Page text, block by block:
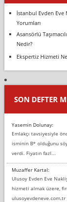
İstanbul Evden Eve
Yorumları
Asansörlü
Nedir?
Ekspertiz Hizmeti
SON DEFTER
Yasemin Dolunay:
Emlakçı tavsiyesiyle
isminin B* olduğunu
verdi. Fiyatın fazl...
Muzaffer Kartal:
Ulusoy Evden Eve
hizmeti almak üzere,